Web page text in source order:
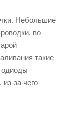
Небольшие
во
такие
за чего